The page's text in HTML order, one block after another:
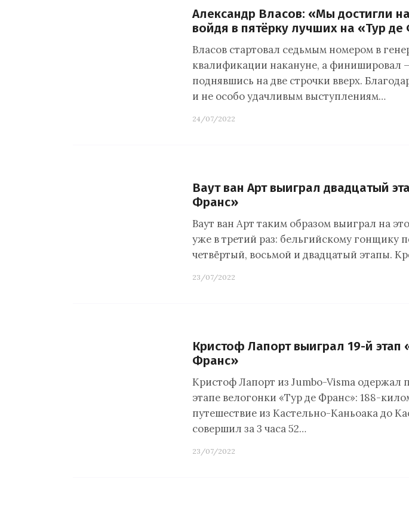
Александр Власов: «Мы достигли
войдя в пятёрку лучших на «Тур
Власов стартовал седьмым номером в
квалификации накануне, а финишировал
поднявшись на две строчки вверх.
и не особо удачливым выступлениям…
24/07/2022
Ваут ван Арт выиграл двадцатый
Франс»
Ваут ван Арт таким образом выиграл на
уже в третий раз: бельгийскому гонщику
четвёртый, восьмой и двадцатый этапы.
23/07/2022
Кристоф Лапорт выиграл 19-й этап
Франс»
Кристоф Лапорт из Jumbo-Visma одержал
этапе велогонки «Тур де Франс»: 188-
путешествие из Кастельно-Каньоака до
совершил за 3 часа 52…
23/07/2022